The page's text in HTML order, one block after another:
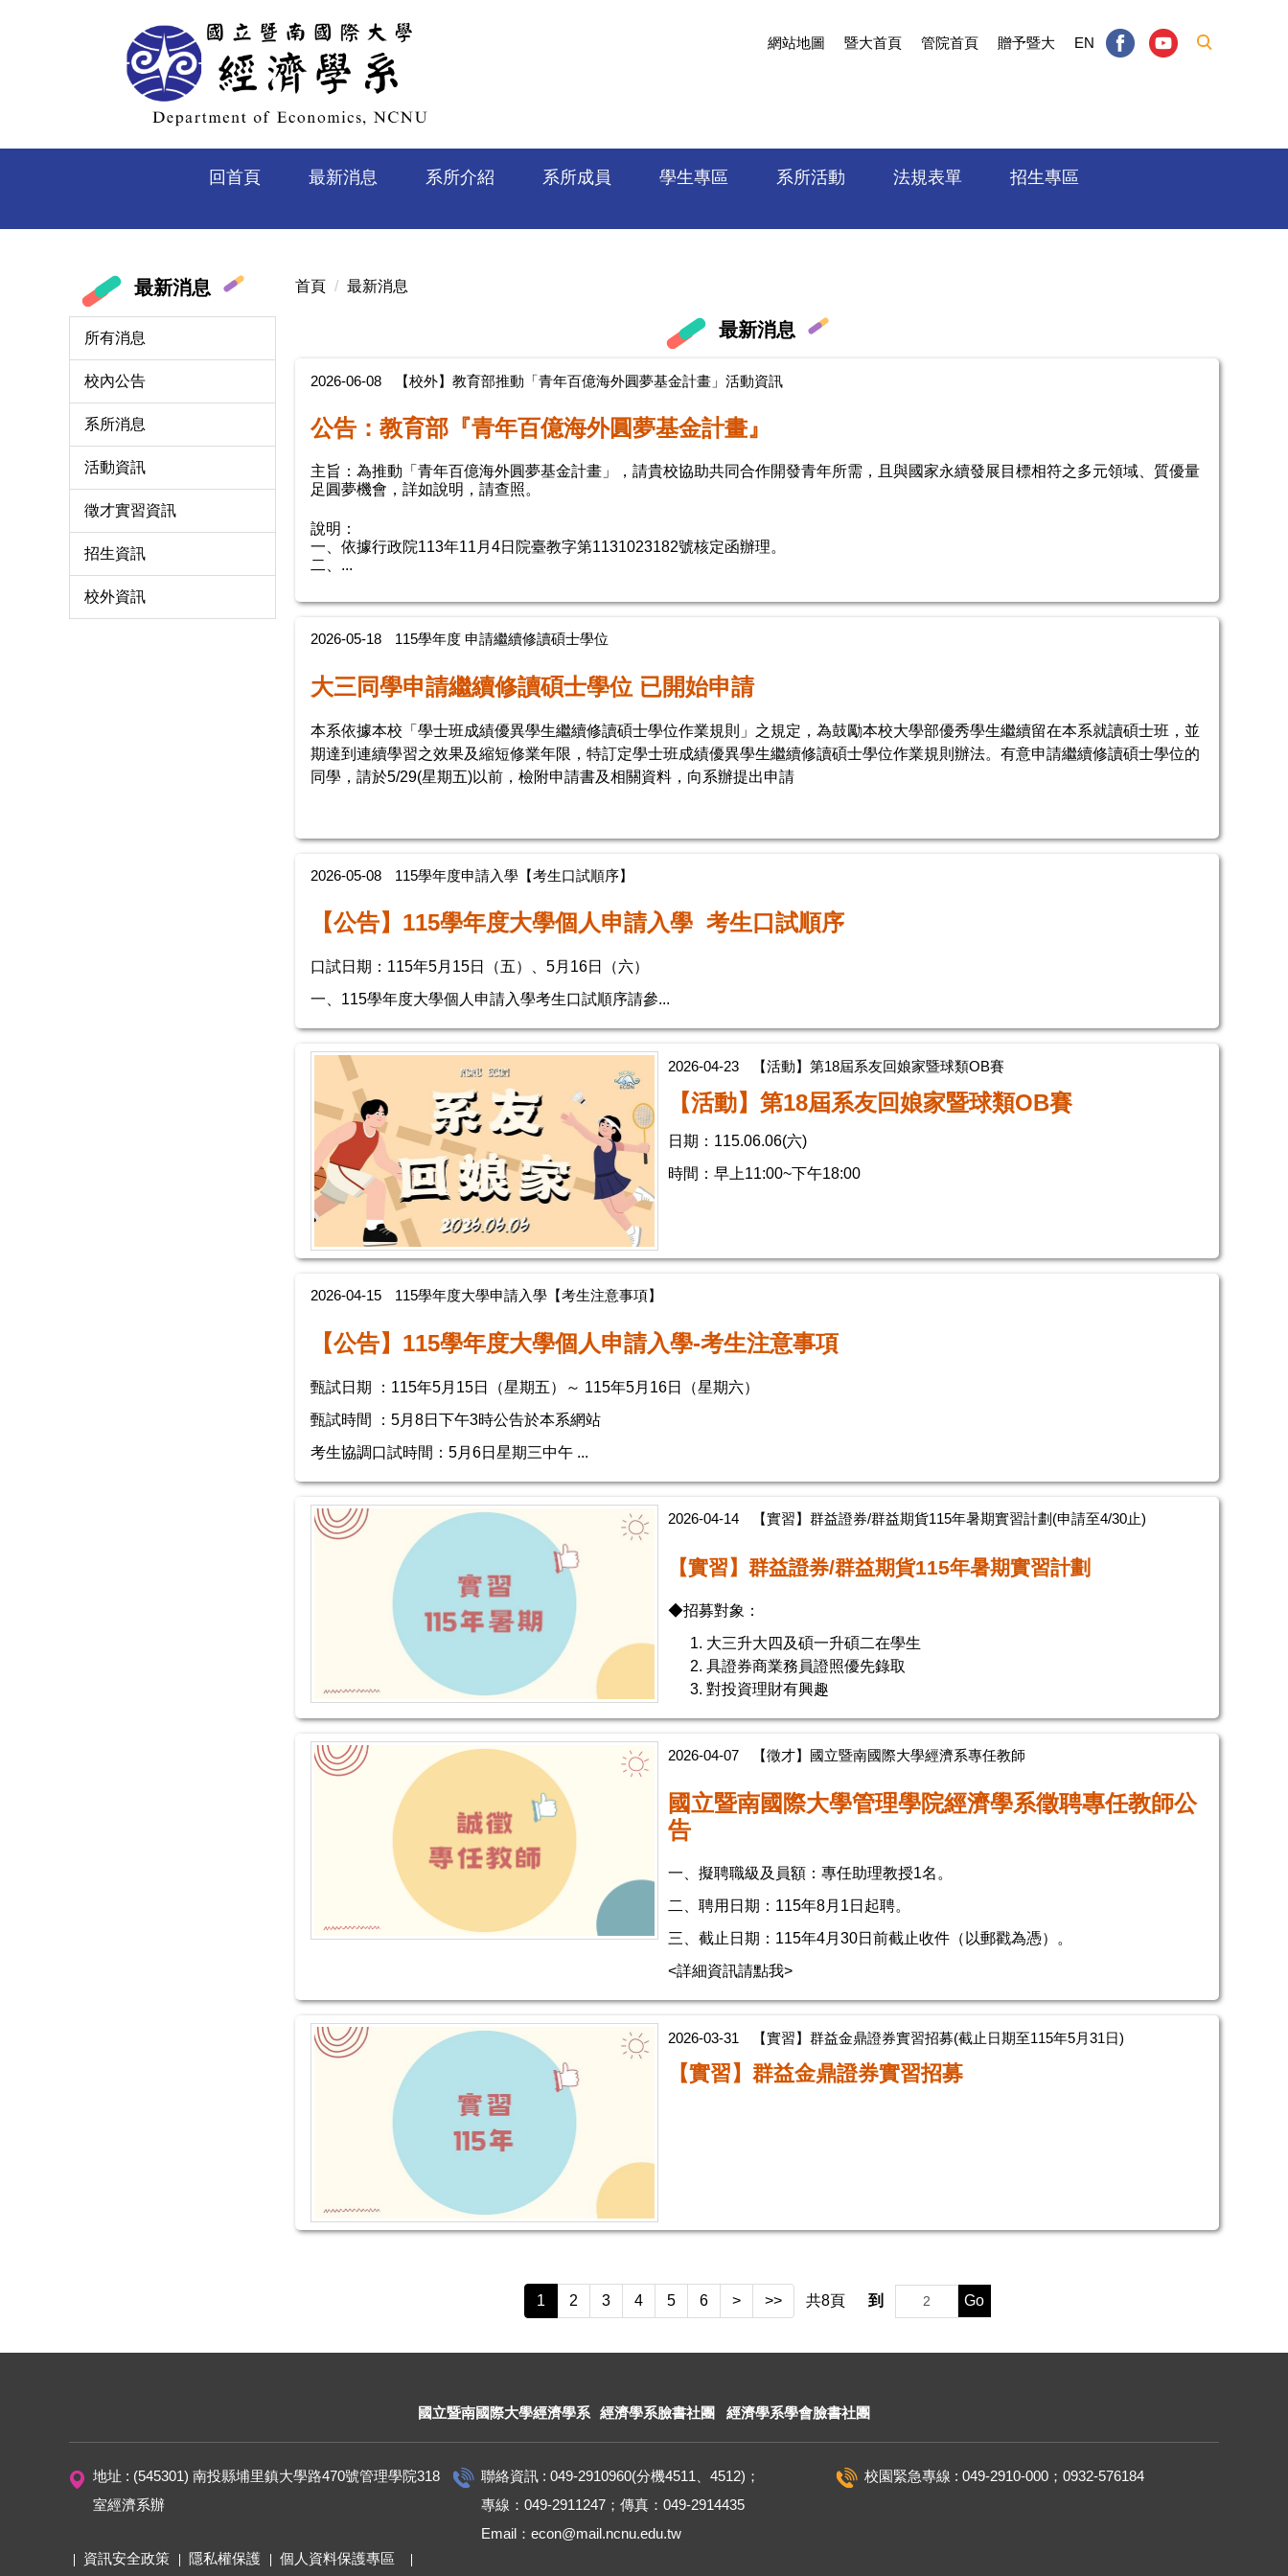
區
網站地圖 暨大首頁 管院首頁 贈予暨大 EN
回首頁 最新消息 系所介紹 系所成員 學生專區 系所活動 法規表單 招生專區
最新消息
所有消息
校內公告
系所消息
活動資訊
徵才實習資訊
招生資訊
校外資訊
首頁 最新消息
最新消息
2026-06-08 【校外】教育部推動「青年百億海外圓夢基金計畫」活動資訊
公告：教育部『青年百億海外圓夢基金計畫』
主旨：為推動「青年百億海外圓夢基金計畫」，請貴校協助共同合作開發青年所需，且與國家永續發展目標相符之多元領域、質優量
足圓夢機會，詳如說明，請查照。
說明：
一、依據行政院113年11月4日院臺教字第1131023182號核定函辦理。
二、...
2026-05-18 115學年度 申請繼續修讀碩士學位
大三同學申請繼續修讀碩士學位 已開始申請
本系依據本校「學士班成績優異學生繼續修讀碩士學位作業規則」之規定，為鼓勵本校大學部優秀學生繼續留在本系就讀碩士班，並
期達到連續學習之效果及縮短修業年限，特訂定學士班成績優異學生繼續修讀碩士學位作業規則辦法。有意申請繼續修讀碩士學位的
同學，請於5/29(星期五)以前，檢附申請書及相關資料，向系辦提出申請
2026-05-08 115學年度申請入學【考生口試順序】
【公告】115學年度大學個人申請入學 考生口試順序
口試日期：115年5月15日（五）、5月16日（六）
一、115學年度大學個人申請入學考生口試順序請參...
2026-04-23 【活動】第18屆系友回娘家暨球類OB賽
【活動】第18屆系友回娘家暨球類OB賽
日期：115.06.06(六)
時間：早上11:00~下午18:00
2026-04-15 115學年度大學申請入學【考生注意事項】
【公告】115學年度大學個人申請入學-考生注意事項
甄試日期 ： 115年5月15日（星期五）～ 115年5月16日（星期六）
甄試時間
：5月8日下午3時公告於本系網站
考生協調口試時間：5月6日星期三中午 ...
2026-04-14 【實習】群益證券/群益期貨115年暑期實習計劃(申請至4/30止)
【實習】群益證券/群益期貨115年暑期實習計劃
◆招募對象：
大三升大四及碩一升碩二在學生
具證券商業務員證照優先錄取
對投資理財有興趣
2026-04-07 【徵才】國立暨南國際大學經濟系專任教師
國立暨南國際大學管理學院經濟學系徵聘專任教師公
告
一、擬聘職級及員額：專任助理教授1名。
二、聘用日期：115年8月1日起聘。
三、截止日期：115年4月30日前截止收件（以郵戳為憑）。
<詳細資訊請點我>
2026-03-31 【實習】群益金鼎證券實習招募(截止日期至115年5月31日)
【實習】群益金鼎證券實習招募
1 2 3 4 5 6 > >> 共8頁 到 Go
國立暨南國際大學經濟學系 經濟學系臉書社團 經濟學系學會臉書社團
地址 : (545301) 南投縣埔里鎮大學路470號管理學院318
室經濟系辦
資訊安全政策 隱私權保護 個人資料保護專區
聯絡資訊 : 049-2910960(分機4511、4512)；
專線：049-2911247；傳真：049-2914435
Email：econ@mail.ncnu.edu.tw
校園緊急專線 : 049-2910-000；0932-576184